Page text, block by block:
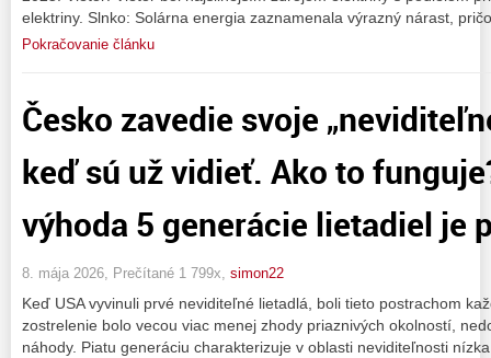
elektriny. Slnko: Solárna energia zaznamenala výrazný nárast,
Pokračovanie článku
Česko zavedie svoje
keď sú už vidieť. Ako to
výhoda 5 generácie lietadiel je
8. mája 2026, Prečítané 1 799x, simon22
Keď USA vyvinuli prvé neviditeľné lietadlá, boli tieto postrachom
zostrelenie bolo vecou viac menej zhody priaznivých okolností,
náhody. Piatu generáciu charakterizuje v oblasti neviditeľnosti